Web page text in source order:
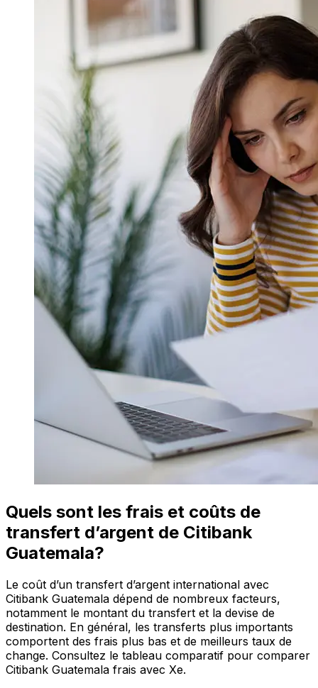
Quels sont les frais et coûts de
transfert d’argent de Citibank
Guatemala?
Le coût d’un transfert d’argent international avec
Citibank Guatemala dépend de nombreux facteurs,
notamment le montant du transfert et la devise de
destination. En général, les transferts plus importants
comportent des frais plus bas et de meilleurs taux de
change. Consultez le tableau comparatif pour comparer
Citibank Guatemala frais avec Xe.